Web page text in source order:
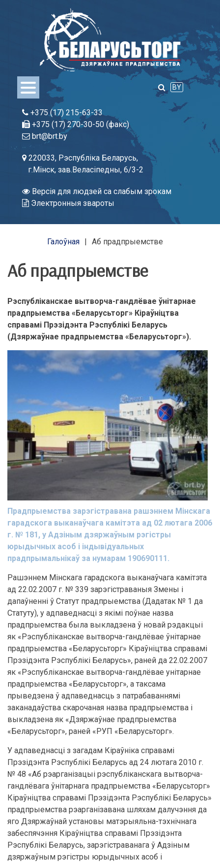
BY
+375 (17) 215-63-33
+375 (17) 270-30-50 (факс)
brt@brt.by
220033, Рэспубліка Беларусь,
г.Мінск, зав.Веласіпедны, 6/3-2
Версія для людзей са слабым зрокам
Электронныя звароты
Галоўная Аб прадпрыемстве
Аб прадпрыемстве
Рэспубліканскае вытворча-гандлёвае ўнітарнае
прадпрыемства «Беларусьторг» Кіраўніцтва
справамі Прэзідэнта Рэспублікі Беларусь
(Дзяржаўнае прадпрыемства «Беларусьторг»).
Прадпрыемства зарэгістравана рашэннем Мінскага
гарадскога выканаўчага камітэта ад 02 лютага 2006
г. № 181, у Адзіным дзяржаўным рэгістры
юрыдычных асоб і індывідуальных
прадпрымальнікаў за нумарам 190690111.
Рашэннем Мінскага гарадскога выканаўчага камітэта
ад 22.02.2007 г. № 339 зарэгістраваныя Змены і
дапаўненні ў Статут прадпрыемства (Дадатак № 1 да
Статуту), у адпаведнасці з якімі поўнае назва
прадпрыемства была выкладзена ў новай рэдакцыі
як «Рэспубліканскае вытворча-гандлёвае ўнітарнае
прадпрыемства «Беларусьторг» Кіраўніцтва справамі
Прэзідэнта Рэспублікі Беларусь», раней да 22.02.2007
як «Рэспубліканскае вытворча-гандлёвае унітарнае
прадпрыемства «Беларусьторг», а таксама
прыведзена ў адпаведнасць з патрабаваннямі
заканадаўства скарочаная назва прадпрыемства і
выкладзена як «Дзяржаўнае прадпрыемства
«Беларусьторг», раней «РУП «Беларусьторг».
У адпаведнасці з загадам Кіраўніка справамі
Прэзідэнта Рэспублікі Беларусь ад 24 лютага 2010 г.
№ 48 «Аб рэарганізацыі рэспубліканскага вытворча-
гандлёвага ўнітарнага прадпрыемства «Беларусьторг»
Кіраўніцтва справамі Прэзідэнта Рэспублікі Беларусь»
прадпрыемства рэарганізавана шляхам далучэння да
яго Дзяржаўнай установы матэрыяльна-тэхнічнага
забеспячэння Кіраўніцтва справамі Прэзідэнта
Рэспублікі Беларусь, зарэгістраванага ў Адзіным
дзяржаўным рэгістры юрыдычных асоб і